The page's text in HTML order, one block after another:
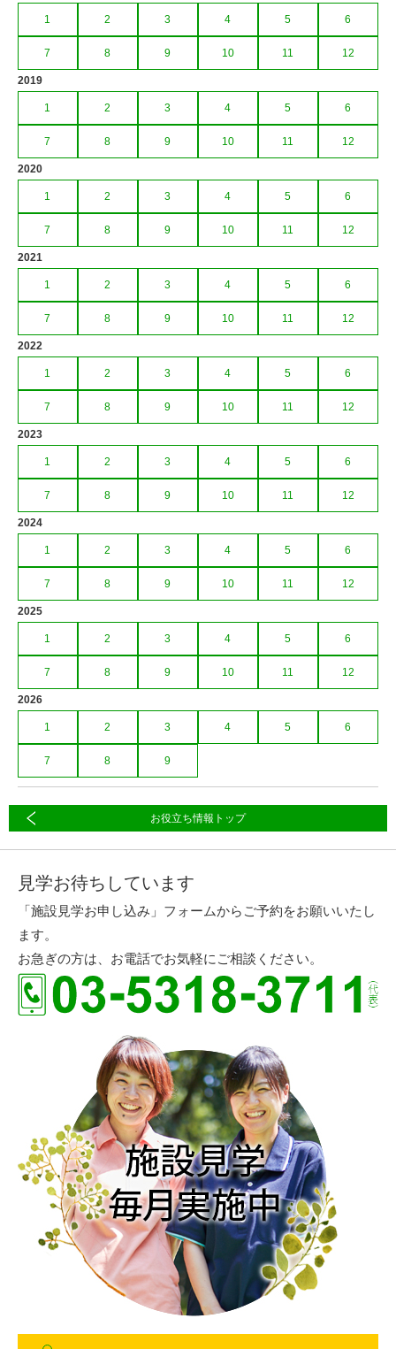
1 2 3 4 5 6
7 8 9 10 11 12
2019
1 2 3 4 5 6
7 8 9 10 11 12
2020
1 2 3 4 5 6
7 8 9 10 11 12
2021
1 2 3 4 5 6
7 8 9 10 11 12
2022
1 2 3 4 5 6
7 8 9 10 11 12
2023
1 2 3 4 5 6
7 8 9 10 11 12
2024
1 2 3 4 5 6
7 8 9 10 11 12
2025
1 2 3 4 5 6
7 8 9 10 11 12
2026
1 2 3 4 5 6
7 8 9
お役立ち情報トップ
見学お待ちしています
「施設見学お申し込み」フォームからご予約をお願いいたし
ます。
お急ぎの方は、お電話でお気軽にご相談ください。